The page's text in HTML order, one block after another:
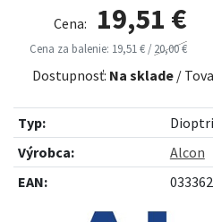
Cena: 19,51 €
Cena za balenie: 19,51 € /20,00 €
Dostupnosť: Na sklade /
Typ:
Výrobca:
Alcon
EAN: